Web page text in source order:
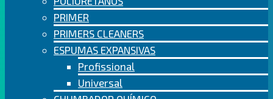
PRIMER
PRIMERS CLEANERS
ESPUMAS EXPANSIVAS
Profissional
Universal